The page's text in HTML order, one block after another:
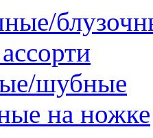
шубные
на ножке